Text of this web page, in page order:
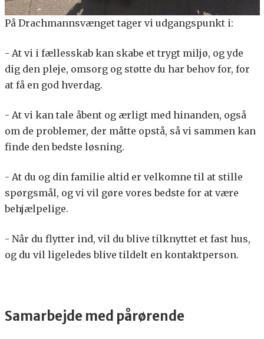
På Drachmannsvænget tager vi udgangspunkt i:
- At vi i fællesskab kan skabe et trygt miljø, og yde
dig den pleje, omsorg og støtte du har behov for, for
at få en god hverdag.
- At vi kan tale åbent og ærligt med hinanden, også
om de problemer, der måtte opstå, så vi sammen kan
finde den bedste løsning.
- At du og din familie altid er velkomne til at stille
spørgsmål, og vi vil gøre vores bedste for at være
behjælpelige.
- Når du flytter ind, vil du blive tilknyttet et fast hus,
og du vil ligeledes blive tildelt en kontaktperson.
Samarbejde med pårørende